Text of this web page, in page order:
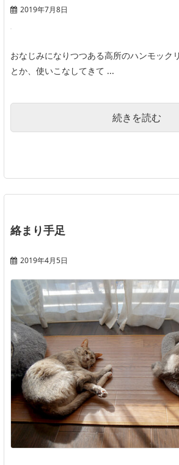
2019年7月8日
おなじみになりつつある高所のハンモック
とか、使いこなしてきて ...
続きを読む
絡まり手足
2019年4月5日